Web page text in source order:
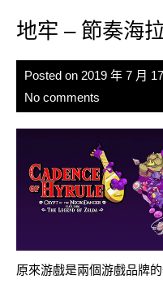
地牢 – 節奏海
Posted on 2019 年 7 月
No comments
原來游戲是兩個游戲品牌